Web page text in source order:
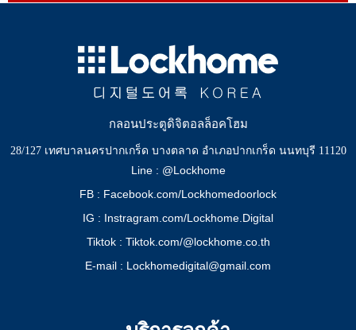
กลอนประตูดิจิตอลล็อคโฮม
28/127 เทศบาลนครปากเกร็ด บางตลาด อำเภอปากเกร็ด นนทบุรี 11120
Line : @Lockhome
FB : Facebook.com/Lockhomedoorlock
IG : Instragram.com/Lockhome.Digital
Tiktok : Tiktok.com/@lockhome.co.th
E-mail : Lockhomedigital@gmail.com